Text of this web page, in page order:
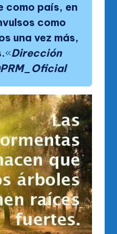
como país, en
como
una vez más,
«Dirección